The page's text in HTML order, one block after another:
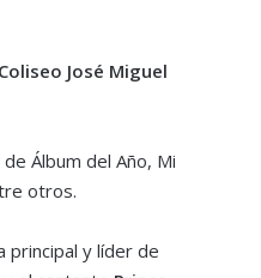
Coliseo José Miguel
Álbum del Año, Mi
otros.
principal y líder de